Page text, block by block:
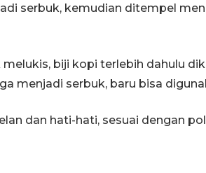
serbuk, kemudian ditempel
biji kopi terlebih dahulu
menjadi serbuk, baru bisa
dan hati-hati, sesuai dengan